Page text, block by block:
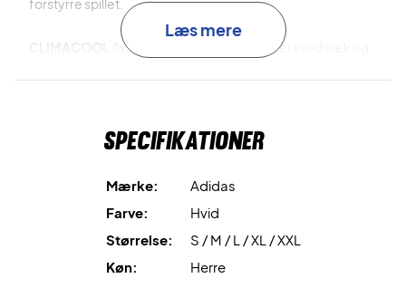
forstyrre spillet.
Avanceret teknologi, der leder sved væk og
Bæredygtigt valgLavet af 87 % genanvendt polyester for
miljøpåvirkningen.
Spil med selvtillid og komfort – bestil Adidas Pro
Climacool Shorts i dag!
Læs mere
Specifikationer
Mærke:
Adidas
Farve:
Hvid
Størrelse:
S / M / L / XL / XXL
Køn:
Herre